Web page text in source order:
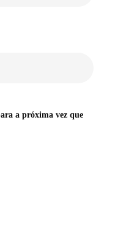
a próxima vez que